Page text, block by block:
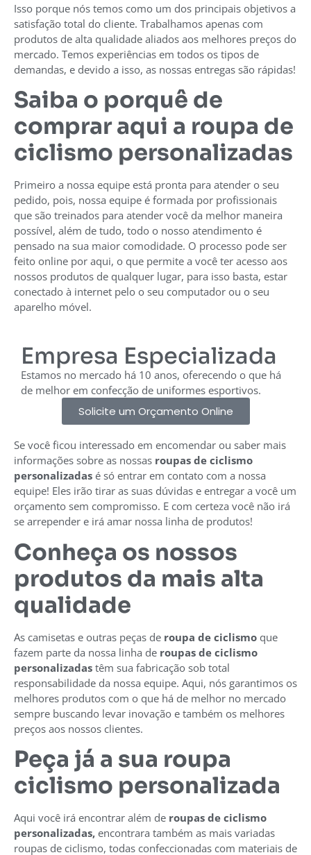
Isso porque nós temos como um dos principais objetivos a
satisfação total do cliente. Trabalhamos apenas com
produtos de alta qualidade aliados aos melhores preços do
mercado. Temos experiências em todos os tipos de
demandas, e devido a isso, as nossas entregas são rápidas!
Saiba o porquê de
comprar aqui a roupa de
ciclismo personalizadas
Primeiro a nossa equipe está pronta para atender o seu
pedido, pois, nossa equipe é formada por profissionais
que são treinados para atender você da melhor maneira
possível, além de tudo, todo o nosso atendimento é
pensado na sua maior comodidade. O processo pode ser
feito online por aqui, o que permite a você ter acesso aos
nossos produtos de qualquer lugar, para isso basta, estar
conectado à internet pelo o seu computador ou o seu
aparelho móvel.
Empresa Especializada
Estamos no mercado há 10 anos, oferecendo o que há
de melhor em confecção de uniformes esportivos.
Solicite um Orçamento Online
Se você ficou interessado em encomendar ou saber mais
informações sobre as nossas roupas de ciclismo
personalizadas é só entrar em contato com a nossa
equipe! Eles irão tirar as suas dúvidas e entregar a você um
orçamento sem compromisso. E com certeza você não irá
se arrepender e irá amar nossa linha de produtos!
Conheça os nossos
produtos da mais alta
qualidade
As camisetas e outras peças de roupa de ciclismo que
fazem parte da nossa linha de roupas de ciclismo
personalizadas têm sua fabricação sob total
responsabilidade da nossa equipe. Aqui, nós garantimos os
melhores produtos com o que há de melhor no mercado
sempre buscando levar inovação e também os melhores
preços aos nossos clientes.
Peça já a sua roupa
ciclismo personalizada
Aqui você irá encontrar além de roupas de ciclismo
personalizadas, encontrara também as mais variadas
roupas de ciclismo, todas confeccionadas com materiais de